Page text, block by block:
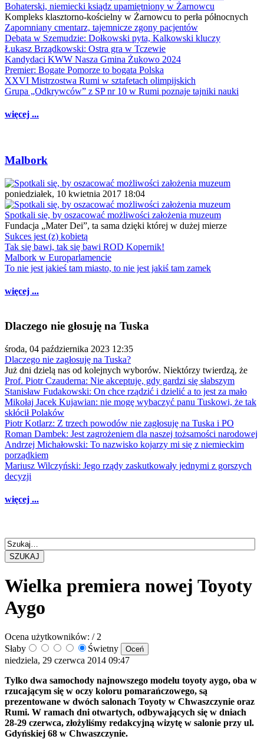
Bohaterski, niemiecki ksiądz upamiętniony w Żarnowcu
Kompleks klasztorno-kościelny w Żarnowcu to perła północnych
Zapomniany cmentarz, tajemnicze zgony pacjentów
Debata w Szemudzie: Dołkowski pyta, Kalkowski kluczy
Łukasz Brządkowski: Ostra gra w Tczewie
Kandydaci KWW Nasza Gmina Żukowo 2024
Premier: Bogate Pomorze to bogata Polska
XXVI Mistrzostwa Rumi w sztafetach olimpijskich
Grupa „Odkrywców” z SP nr 10 w Rumi poznaje tajniki nauki
więcej ...
Malbork
poniedziałek, 10 kwietnia 2017 18:04
Spotkali się, by oszacować możliwości założenia muzeum
Fundacja „Mater Dei”, ta sama dzięki której w dużej mierze
Sukces jest (z) kobietą
Tak się bawi, tak się bawi ROD Kopernik!
Malbork w Europarlamencie
To nie jest jakieś tam miasto, to nie jest jakiś tam zamek
więcej ...
Dlaczego nie głosuję na Tuska
środa, 04 października 2023 12:35
Dlaczego nie zagłosuję na Tuska?
Już dni dzielą nas od kolejnych wyborów. Niektórzy twierdzą, że
Prof. Piotr Czauderna: Nie akceptuję, gdy gardzi się słabszym
Stanisław Fudakowski: On chce rządzić i dzielić a to jest za mało
Mikołaj Jacek Kujawian: nie mogę wybaczyć panu Tuskowi, że tak
skłócił Polaków
Piotr Kotlarz: Z trzech powodów nie zagłosuję na Tuska i PO
Roman Dambek: Jest zagrożeniem dla naszej tożsamości narodowej
Andrzej Michałowski: To nazwisko kojarzy mi się z niemieckim
porządkiem
Mariusz Wilczyński: Jego rządy zaskutkowały jednymi z gorszych
decyzji
więcej ...
SZUKAJ
Wielka premiera nowej Toyoty
Aygo
Ocena użytkowników: / 2
Słaby
Świetny
niedziela, 29 czerwca 2014 09:47
Tylko dwa samochody najnowszego modelu toyoty aygo, oba w
rzucającym się w oczy koloru pomarańczowego, są
prezentowane w dwóch salonach Toyoty w Chwaszczynie oraz
Rumi. W ramach dni otwartych, odbywających się w dniach
28-29 czerwca, złożyliśmy redakcyjną wizytę w salonie przy ul.
Gdyńskiej 68 w Chwaszczynie.